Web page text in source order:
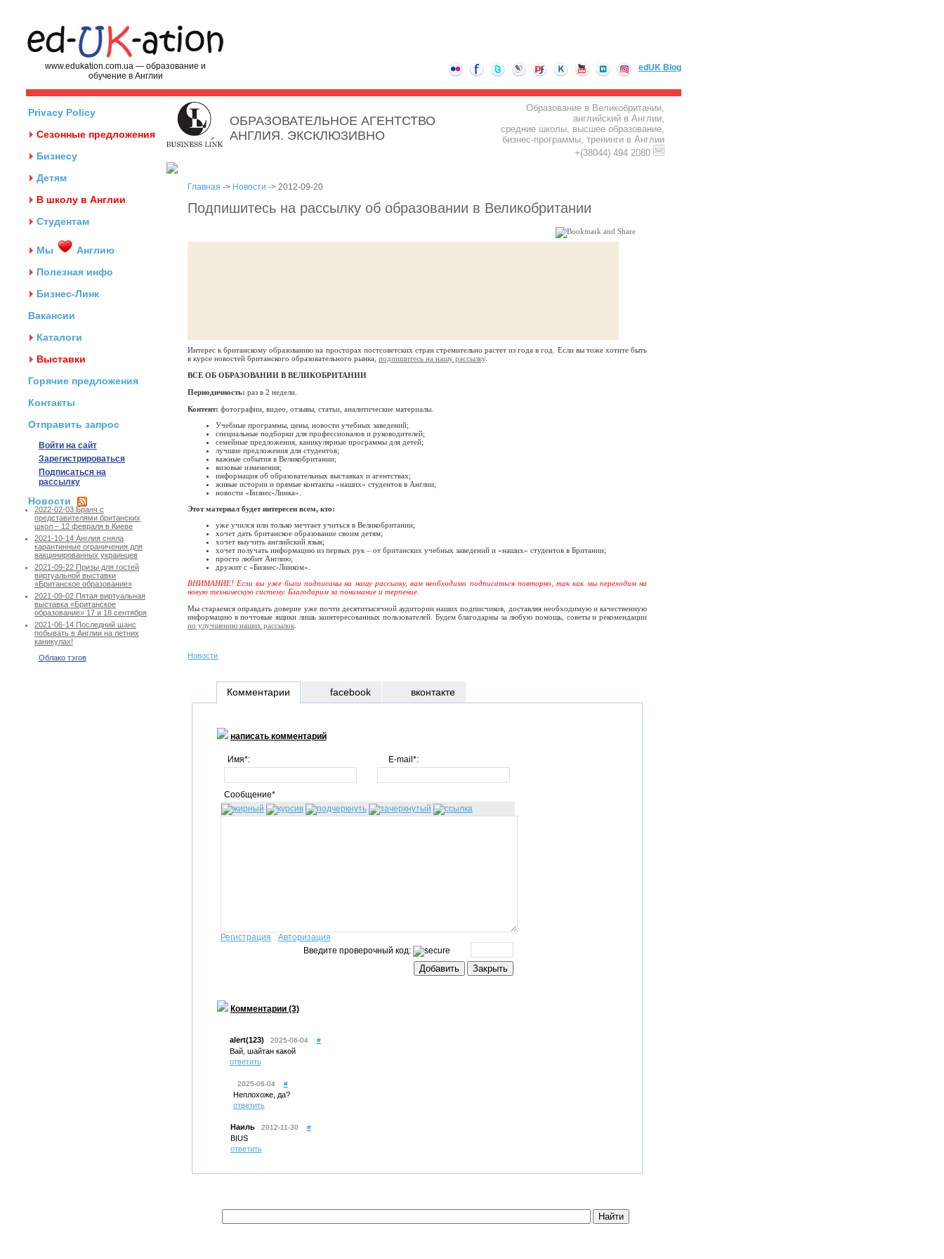
www.edukation.com.ua — образование и
обучение в Англии
edUK Blog
Privacy Policy
Сезонные предложения
Бизнесу
Детям
В школу в Англии
Студентам
Мы
Англию
Полезная инфо
Бизнес-Линк
Вакансии
Каталоги
Выставки
Горячие предложения
Контакты
Отправить запрос
Войти на сайт
Зарегистрироваться
Подписаться на
рассылку
Новости
2022-02-03 Бранч с
представителями британских
школ – 12 февраля в Киеве
2021-10-14 Англия сняла
карантинные ограничения для
вакцинированных украинцев
2021-09-22 Призы для гостей
виртуальной выставки
«Британское образование»
2021-09-02 Пятая виртуальная
выставка «Британское
образование» 17 и 18 сентября
2021-06-14 Последний шанс
побывать в Англии на летних
каникулах!
Облако тэгов
ОБРАЗОВАТЕЛЬНОЕ АГЕНТСТВО
АНГЛИЯ. ЭКСКЛЮЗИВНО
Образование в Великобритании,
английский в Англии,
средние школы, высшее образование,
бизнес-программы, тренинги в Англии
+(38044) 494 2080
Главная -> Новости -> 2012-09-20
Подпишитесь на рассылку об образовании в Великобритании
Интерес к британскому образованию на просторах постсоветских стран стремительно растет из года в год. Если вы тоже хотите быть
в курсе новостей британского образовательного рынка, подпишитесь на нашу рассылку.
ВСЕ ОБ ОБРАЗОВАНИИ В ВЕЛИКОБРИТАНИИ
Периодичность: раз в 2 недели.
Контент: фотографии, видео, отзывы, статьи, аналитические материалы.
Учебные программы, цены, новости учебных заведений;
специальные подборки для профессионалов и руководителей;
семейные предложения, каникулярные программы для детей;
лучшие предложения для студентов;
важные события в Великобритании;
визовые изменения;
информация об образовательных выставках и агентствах;
живые истории и прямые контакты «наших» студентов в Англии;
новости «Бизнес-Линка».
Этот материал будет интересен всем, кто:
уже учился или только мечтает учиться в Великобритании;
хочет дать британское образование своим детям;
хочет выучить английский язык;
хочет получать информацию из первых рук – от британских учебных заведений и «наших» студентов в Британии;
просто любит Англию;
дружит с «Бизнес-Линком».
ВНИМАНИЕ! Если вы уже были подписаны на нашу рассылку, вам необходимо подписаться повторно, так как мы переходим на
новую техническую систему. Благодарим за понимание и терпение.
Мы стараемся оправдать доверие уже почти десятитысячной аудитории наших подписчиков, доставляя необходимую и качественную
информацию в почтовые ящики лишь заинтересованных пользователей. Будем благодарны за любую помощь, советы и рекомендации
по улучшению наших рассылок
Новости
Комментарии
написать комментарий
Имя*: E-mail*:
Сообщение*
Регистрация
Авторизация
Введите проверочный код:
Комментарии (3)
alert(123) 2025-06-04 #
Вай, шайтан какой
ответить
2025-06-04 #
Неплохоже, да?
ответить
Наиль 2012-11-30 #
BIUS
ответить
facebook вконтакте